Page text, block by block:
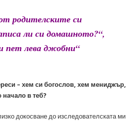
родителските си
ли си домашното?“,
лева джобни“
– хем си богослов, хем мениджър,
в теб?
докосване до изследователската ми